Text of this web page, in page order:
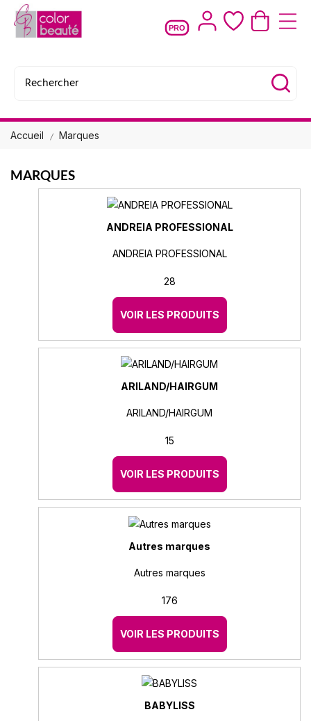
PRO
Accueil Marques
MARQUES
ANDREIA PROFESSIONAL
ANDREIA PROFESSIONAL
28
VOIR LES PRODUITS
ARILAND/HAIRGUM
ARILAND/HAIRGUM
15
VOIR LES PRODUITS
Autres marques
Autres marques
176
VOIR LES PRODUITS
BABYLISS